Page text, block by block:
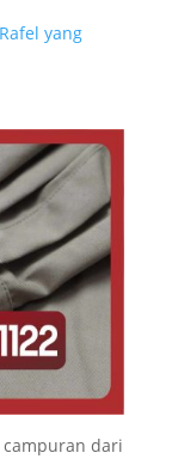
yang
dari